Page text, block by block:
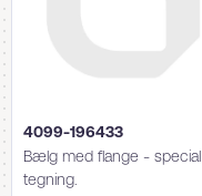
4099-196433
Bælg med flange - special
tegning.